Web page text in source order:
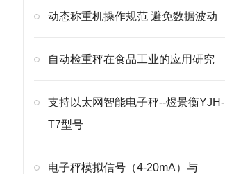
动态称重机操作规范 避免数据波动
自动检重秤在食品工业的应用研究
支持以太网智能电子秤--煜景衡YJH-
T7型号
电子秤模拟信号（4-20mA）与